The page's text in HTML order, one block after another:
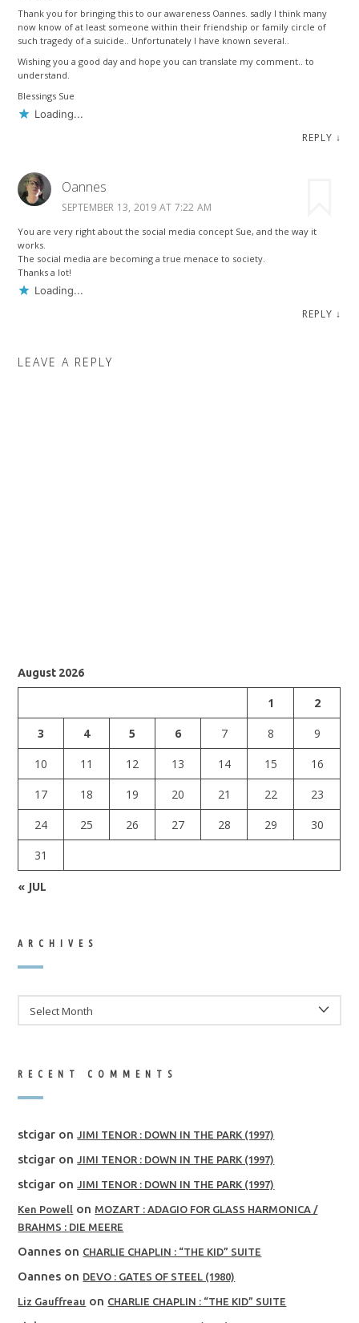
Thank you for bringing this to our awareness Oannes. sadly I think many
now know of at least someone within their friendship or family circle of
such tragedy of a suicide.. Unfortunately I have known several..
Wishing you a good day and hope you can translate my comment.. to
understand.
Blessings Sue
Loading...
REPLY ↓
Oannes
SEPTEMBER 13, 2019 AT 7:22 AM
You are very right about the social media concept Sue, and the way it
works.
The social media are becoming a true menace to society.
Thanks a lot!
Loading...
REPLY ↓
LEAVE A REPLY
August 2026
1
2
3
4 5 6 7 8
9
10
11 12 13 14 15
16
17
18 19 20 21 22
23
24
25 26 27 28 29
30
31
« JUL
ARCHIVES
RECENT COMMENTS
stcigar onJIMI TENOR : DOWN IN THE PARK (1997)
stcigar onJIMI TENOR : DOWN IN THE PARK (1997)
stcigar onJIMI TENOR : DOWN IN THE PARK (1997)
Ken Powell on MOZART : ADAGIO FOR GLASS HARMONICA /
BRAHMS : DIE MEERE
Oannes on CHARLIE CHAPLIN : “THE KID” SUITE
Oannes on DEVO : GATES OF STEEL (1980)
Liz Gauffreau on CHARLIE CHAPLIN : “THE KID” SUITE